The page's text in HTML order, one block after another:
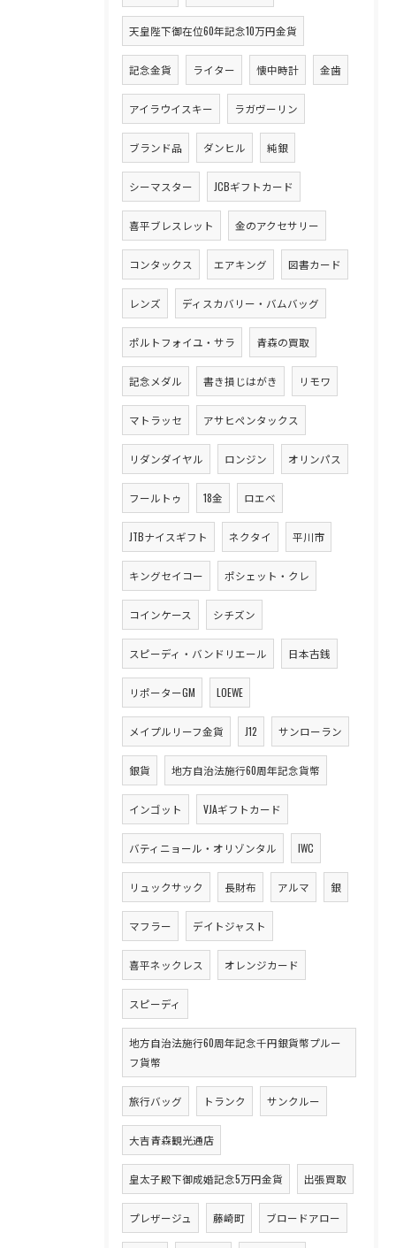
天皇陛下御在位60年記念10万円金貨
記念金貨 ライター 懐中時計 金歯
アイラウイスキー ラガヴーリン
ブランド品 ダンヒル 純銀
シーマスター JCBギフトカード
喜平ブレスレット 金のアクセサリー
コンタックス エアキング 図書カード
レンズ ディスカバリー・バムバッグ
ポルトフォイユ・サラ 青森の買取
記念メダル 書き損じはがき リモワ
マトラッセ アサヒペンタックス
リダンダイヤル ロンジン オリンパス
フールトゥ 18金 ロエベ
JTBナイスギフト ネクタイ 平川市
キングセイコー ポシェット・クレ
コインケース シチズン
スピーディ・バンドリエール 日本古銭
リポーターGM LOEWE
メイプルリーフ金貨 J12 サンローラン
銀貨 地方自治法施行60周年記念貨幣
インゴット VJAギフトカード
バティニョール・オリゾンタル IWC
リュックサック 長財布 アルマ 銀
マフラー デイトジャスト
喜平ネックレス オレンジカード
スピーディ
地方自治法施行60周年記念千円銀貨幣プルー
フ貨幣
旅行バッグ トランク サンクルー
大吉青森観光通店
皇太子殿下御成婚記念5万円金貨 出張買取
プレザージュ 藤崎町 ブロードアロー